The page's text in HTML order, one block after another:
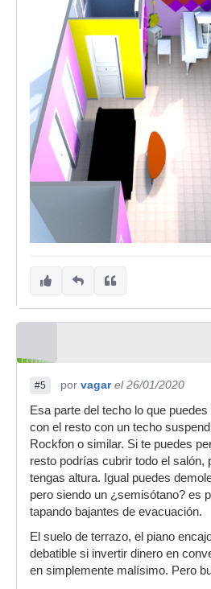
#5 por vagar el 26/01/2020
Esa parte del techo lo que
con el resto con un techo
Rockfon o similar. Si te puedes
resto podrías cubrir todo el salón,
tengas altura. Igual puedes
pero siendo un ¿semisótano? es
tapando bajantes de evacuación.
El suelo de terrazo, el piano
debatible si invertir dinero en
en simplemente malísimo. Pero